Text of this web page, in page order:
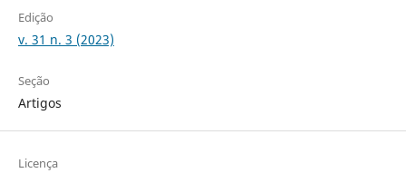
Edição
v. 31 n. 3 (2023)
Seção
Artigos
Licença